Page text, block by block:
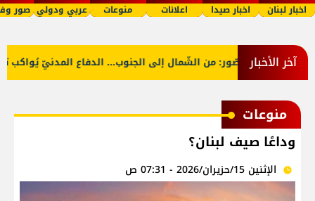
اخبار لبنان اخبار صيدا اعلانات منوعات عربي ودولي صور
آخر الأخباربالصّور: من الشّمال إلى الجنوب... الدفاع المدنيّ يُواكب
منوعات
وداعًا صيف لبنان؟
الإثنين 15/حزيران/2026 - 07:31 ص